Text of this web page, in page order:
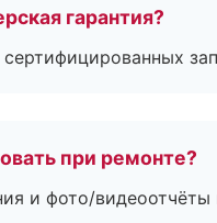
гарантия?
при ремонте?
и фото/видеоотчёты